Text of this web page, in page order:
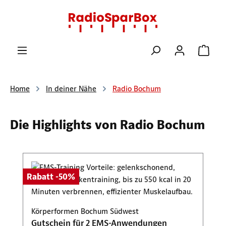
Zum Hauptinhalt springen
Home In deiner Nähe Radio Bochum
Die Highlights von Radio Bochum
Rabatt -50%
Körperformen Bochum Südwest
Gutschein für 2 EMS-Anwendungen